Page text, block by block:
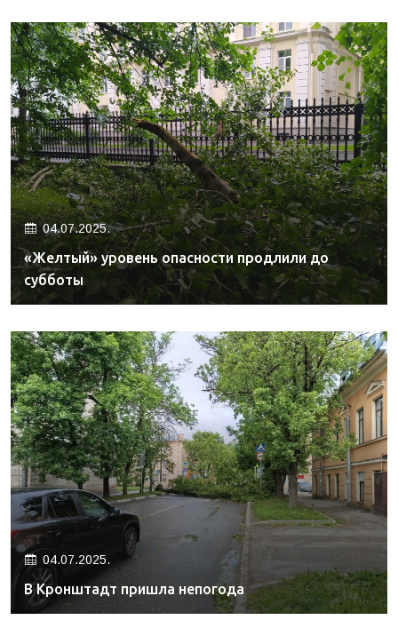
04.07.2025.
«Желтый» уровень опасности продлили до
субботы
04.07.2025.
В Кронштадт пришла непогода